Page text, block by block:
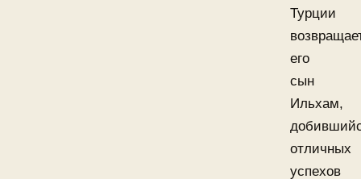
Турции
его
сын
Ильхам,
отличных
успехов